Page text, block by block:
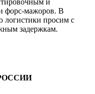
и
форс-мажоров. В
логистики просим с
задержкам.